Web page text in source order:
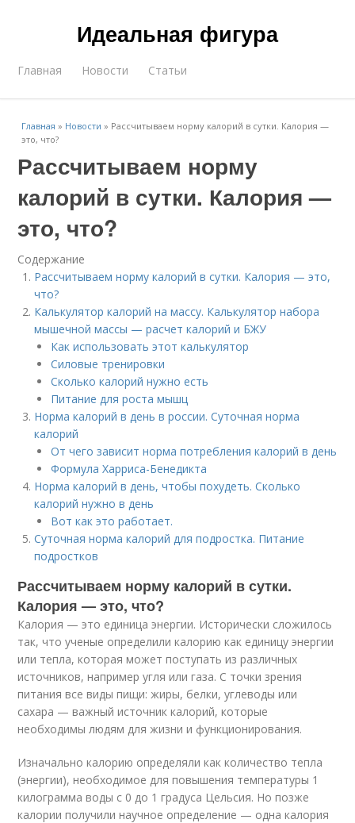
Идеальная фигура
Главная Новости Статьи
Главная » Новости » Рассчитываем норму калорий в сутки. Калория —
это, что?
Рассчитываем норму
калорий в сутки. Калория —
это, что?
Содержание
Рассчитываем норму калорий в сутки. Калория — это,
что?
Калькулятор калорий на массу. Калькулятор набора
мышечной массы — расчет калорий и БЖУ
Как использовать этот калькулятор
Силовые тренировки
Сколько калорий нужно есть
Питание для роста мышц
Норма калорий в день в россии. Суточная норма
калорий
От чего зависит норма потребления калорий в день
Формула Харриса-Бенедикта
Норма калорий в день, чтобы похудеть. Сколько
калорий нужно в день
Вот как это работает.
Суточная норма калорий для подростка. Питание
подростков
Рассчитываем норму калорий в сутки.
Калория — это, что?
Калория — это единица энергии. Исторически сложилось
так, что ученые определили калорию как единицу энергии
или тепла, которая может поступать из различных
источников, например угля или газа. С точки зрения
питания все виды пищи: жиры, белки, углеводы или
сахара — важный источник калорий, которые
необходимы людям для жизни и функционирования.
Изначально калорию определяли как количество тепла
(энергии), необходимое для повышения температуры 1
килограмма воды с 0 до 1 градуса Цельсия. Но позже
калории получили научное определение — одна калория